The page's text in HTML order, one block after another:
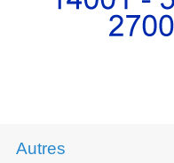
Autres